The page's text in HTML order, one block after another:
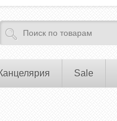
Sale